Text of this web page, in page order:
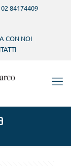
84174409
CON NOI